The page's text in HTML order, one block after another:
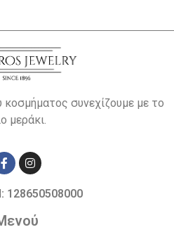
συνεχίζουμε με το
μεράκι.
128650508000